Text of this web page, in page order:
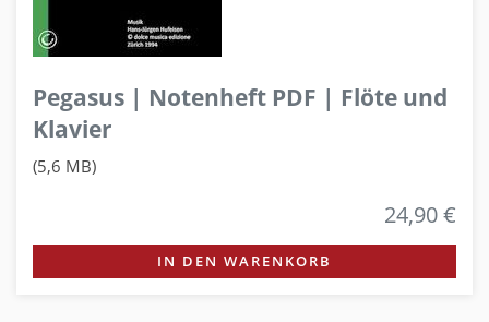
Pegasus | Notenheft PDF | Flöte und
Klavier
(5,6 MB)
24,90 €
IN DEN WARENKORB